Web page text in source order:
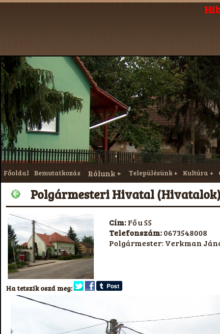
Főoldal Bemutatkozás Rólunk Településünk Kultúra
Polgármesteri Hivatal
Cím:Fő u 55
Telefonszám:0673548008
Polgármester: Verkman
Ha tetszik oszd meg: